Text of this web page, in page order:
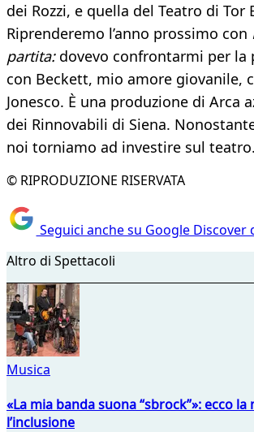
dei Rozzi, e quella del Teatro di Tor
Riprenderemo l’anno prossimo con
partita:dovevo confrontarmi per la
con Beckett, mio amore giovanile,
Jonesco. È una produzione di Arca
dei Rinnovabili di Siena.
noi torniamo ad investire sul teatro.
© RIPRODUZIONE RISERVATA
Seguici anche su Google Discover
Altro di Spettacoli
Musica
«La mia banda suona “sbrock”»: ecco la
l’inclusione